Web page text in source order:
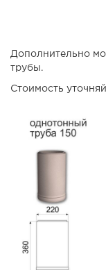
Дополнительно
трубы.
Стоимость